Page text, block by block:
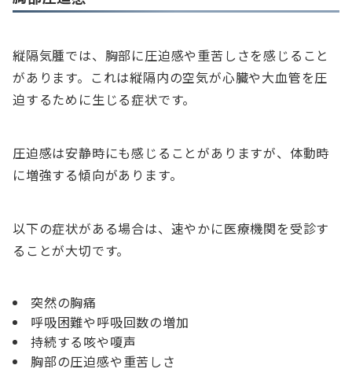
縦隔気腫では、胸部に圧迫感や重苦しさを感じること
があります。これは縦隔内の空気が心臓や大血管を圧
迫するために生じる症状です。
圧迫感は安静時にも感じることがありますが、体動時
に増強する傾向があります。
以下の症状がある場合は、速やかに医療機関を受診す
ることが大切です。
突然の胸痛
呼吸困難や呼吸回数の増加
持続する咳や嗄声
胸部の圧迫感や重苦しさ